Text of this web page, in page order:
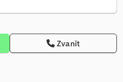
Zvanīt